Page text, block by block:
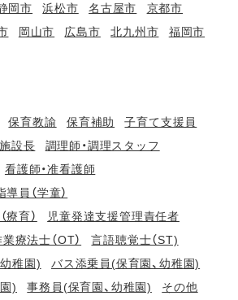
岡市 浜松市 名古屋市
京都市
岡山市 広島市 北九州市
福岡市
保育教諭 保育補助
子育て支援員
施設長
調理師・調理スタッフ
看護師・准看護師
員（学童）
育）
児童発達支援管理責任者
療法士（OT）
言語聴覚士（ST)
稚園)
バス添乗員(保育園、幼稚園)
)
事務員(保育園、幼稚園) その他